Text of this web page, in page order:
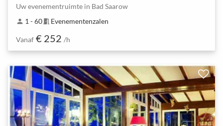
Uw evenementruimte in Bad Saarow
person 1 - 60meeting_room Evenementenzalen
Vanaf € 252 /h